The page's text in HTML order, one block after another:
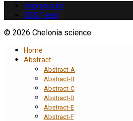
Impressum
RSS Feed
© 2026 Chelonia science
Home
Abstract
Abstract-A
Abstract-B
Abstract-C
Abstract-D
Abstract-E
Abstract-F